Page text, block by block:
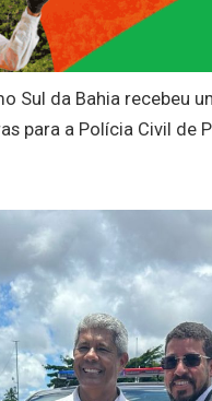
Sul da Bahia recebeu
para a Polícia Civil de